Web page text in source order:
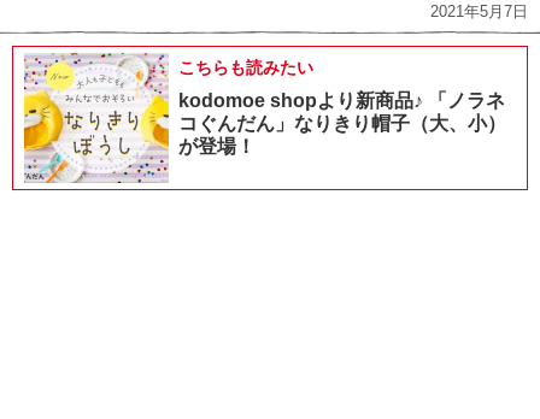
2021年5月7日
こちらも読みたい
kodomoe shopより新商品♪ 「ノラネ
コぐんだん」なりきり帽子（大、小）
が登場！